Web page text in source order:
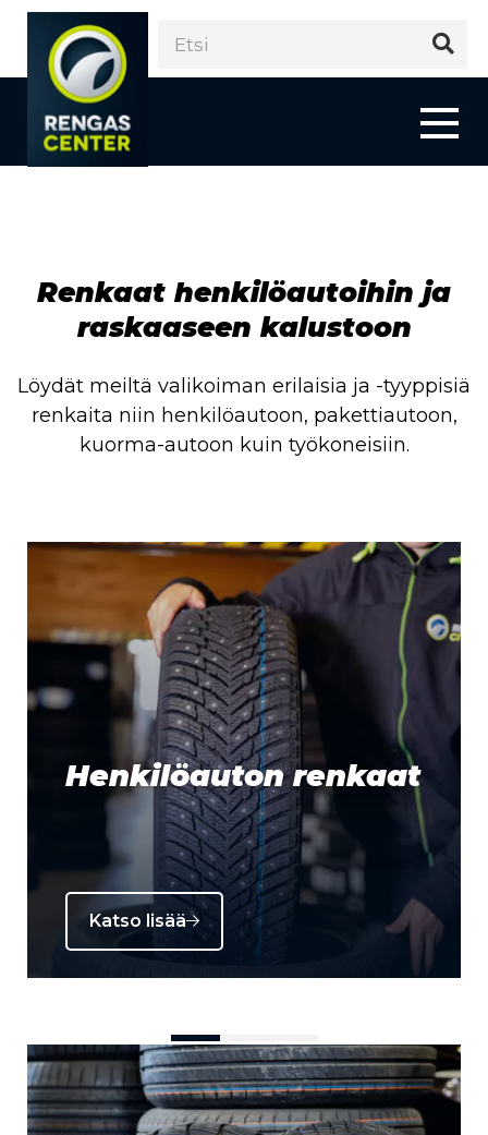
Renkaat henkilöautoihin ja
raskaaseen kalustoon
Löydät meiltä valikoiman erilaisia ja -tyyppisiä
renkaita niin henkilöautoon, pakettiautoon,
kuorma-autoon kuin työkoneisiin.
Henkilöauton renkaat
Katso lisää